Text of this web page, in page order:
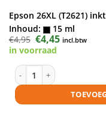
Epson 26XL (T2621)
Inhoud:
15 ml
€4,95 Oorspronkelijke
prijs
was:
€4,45Huidige
prijs
incl.btw
in voorraad
Epson 26XL (T2621)